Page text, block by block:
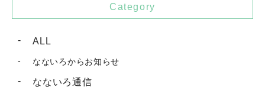
Category
ALL
なないろからお知らせ
なないろ通信